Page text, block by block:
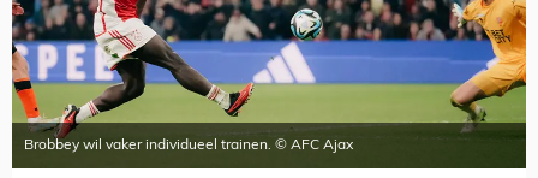
Brobbey wil vaker individueel trainen. © AFC Ajax